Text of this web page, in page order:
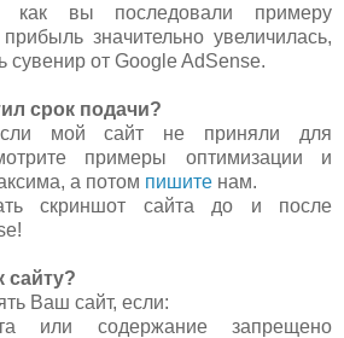
как вы последовали примеру
значительно увеличилась,
сувенир от Google AdSense.
срок подачи?
мой сайт не приняли для
примеры оптимизации и
а потом пишите нам.
скриншот сайта до и после
сайту?
Ваш сайт, если:
или содержание запрещено